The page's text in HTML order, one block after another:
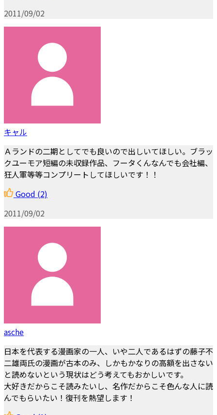
2011/09/02
キャル
Ａランドの二期としてでも良いので出しいてほしい。ブラッ
クユーモア短編の未収録作品、フータくんなんでも会社編、
狂人軍等等コンプリートしてほしいです！！
Good (2)
2011/09/02
asche
日本を代表する漫画家の一人、いや二人であるはずの藤子不
二雄両氏の漫画が古本のみ、しかもかなりの高額を出さない
と読めないという現状はどう考えてもおかしいです。
大好きだからこそ読みたいし、名作だからこそ色んな人に読
んでもらいたい！復刊を熱望します！